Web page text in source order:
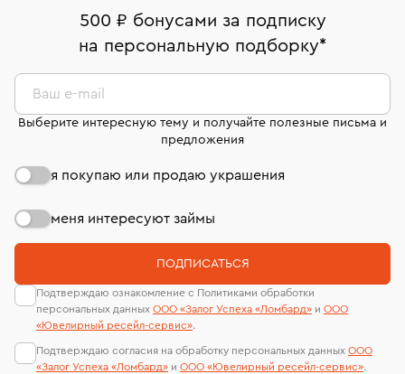
комиссионных украшений и часов смотрите на
странице«Возврат украшений»
Москва, ул. Грузинский Вал, д. 28/45
Срок бронирования украшения при самовывозе из
Оплата наличными или картой
Система быстрых платежей (по QR-коду)
В кредит от Т-Банка (до 50 000 руб., на 3–6 мес.)
номер (УИН)
На особо ценные изделия получены
сертификаты МГУ и других геммологических
лабораторий
500 ₽ бонусами за подписку
на персональную подборку*
Ваш e-mail
Выберите интересную тему и получайте полезные письма и
предложения
я покупаю или продаю украшения
меня интересуют займы
ПОДПИСАТЬСЯ
Подтверждаю ознакомление с Политиками обработки
персональных данных ООО «Залог Успеха «Ломбард» и ООО
«Ювелирный ресейл-сервиc».
Подтверждаю согласия на обработку персональных данных ООО
«Залог Успеха «Ломбард» и ООО «Ювелирный ресейл-сервиc».